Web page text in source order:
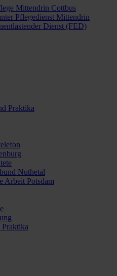
Mittendrin Cottbus
Pflegedienst Mittendrin
Dienst (FED)
Praktika
Nuthetal
Arbeit Potsdam